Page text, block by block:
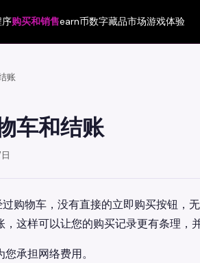
购买和销售earn币数字藏品市场游戏体验
账
车和结账
购物车，没有直接的立即购买按钮，
这样可以让您的购买记录更有条理，
承担网络费用。